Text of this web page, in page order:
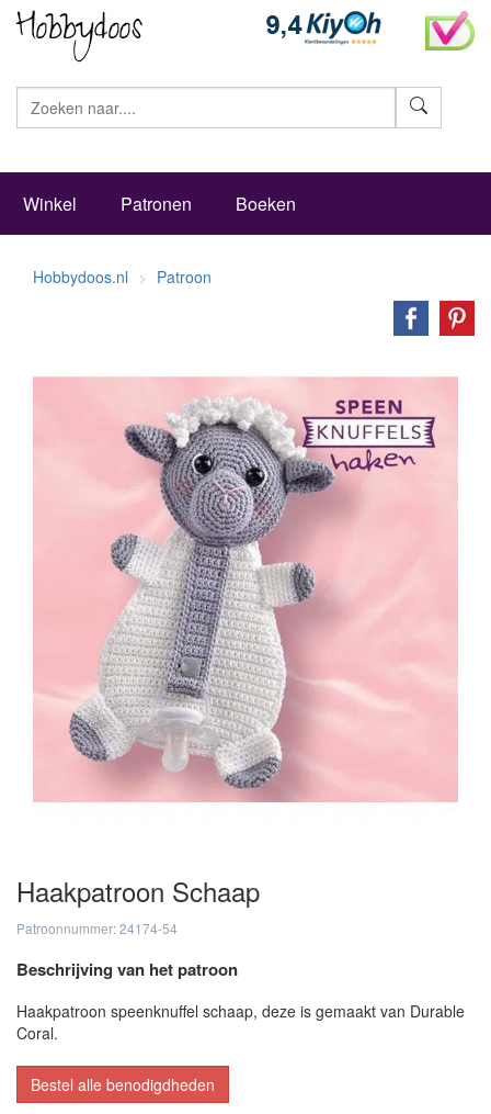
Winkel Patronen Boeken
Hobbydoos.nl Patroon
Haakpatroon Schaap
Patroonnummer: 24174-54
Beschrijving van het patroon
Haakpatroon speenknuffel schaap, deze is gemaakt van Durable
Coral.
Bestel alle benodigdheden